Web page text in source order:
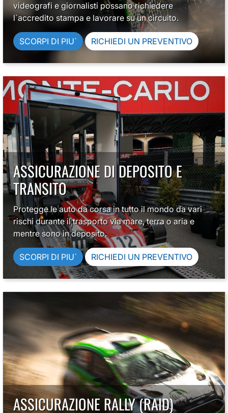
videografi e giornalisti possano richiedere
l`accredito stampa e lavorare su un circuito.
SCORPI DI PIU` RICHIEDI UN PREVENTIVO
ASSICURAZIONE DI DEPOSITO E
TRANSITO
Protegge le auto da corsa in tutto il mondo da vari
rischi durante il trasporto via mare, terra o aria e
mentre sono in deposito.
SCORPI DI PIU` RICHIEDI UN PREVENTIVO
ASSICURAZIONE RALLY (RAID)